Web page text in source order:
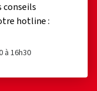
conseils
hotline :
à 16h30